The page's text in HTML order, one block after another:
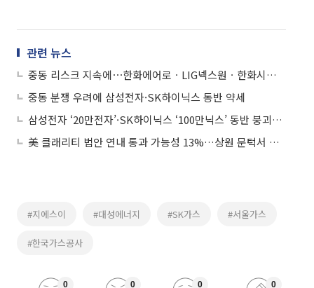
관련 뉴스
중동 리스크 지속에⋯한화에어로ㆍLIG넥스원ㆍ한화시스템 등 방산주↑
중동 분쟁 우려에 삼성전자·SK하이닉스 동반 약세
삼성전자 ‘20만전자’·SK하이닉스 ‘100만닉스’ 동반 붕괴…8%대 급락
美 클래리티 법안 연내 통과 가능성 13%…상원 문턱서 제동
#지에스이 #대성에너지 #SK가스 #서울가스
#한국가스공사
0 0 0 0